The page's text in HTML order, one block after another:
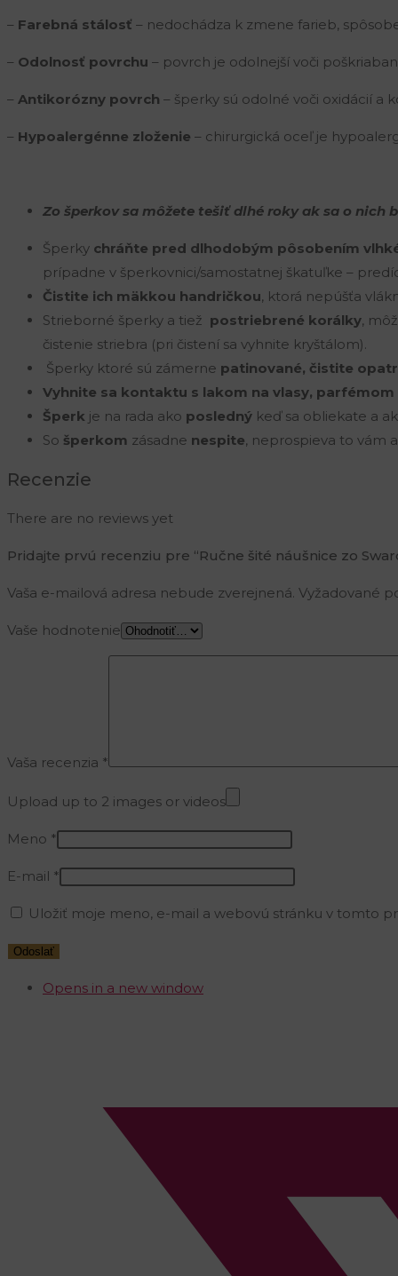
– Farebná stálosť – nedochádza k zmene farieb,
– Odolnosť povrchu – povrch je odolnejší voči
– Antikorózny povrch – šperky sú odolné voči oxidácií a
– Hypoalergénne zloženie – chirurgická oceľ je
Zo šperkov sa môžete tešiť dlhé roky ak sa o nich
Šperky chráňte pred dlhodobým pôsobením
prípadne v šperkovnici/samostatnej škatuľke –
Čistite ich mäkkou handričkou, ktorá nepúšťa
Strieborné šperky a tiež postriebrené korálky,
čistenie striebra (pri čistení sa vyhnite kryštálom).
Šperky ktoré sú zámerne patinované, čistite
Vyhnite sa kontaktu s lakom na vlasy,
Šperk je na rada ako posledný keď sa obliekate a
So šperkom zásadne nespite, neprospieva to vám
Recenzie
There are no reviews yet
Pridajte prvú recenziu pre “Ručne šité náušnice zo
Vaša e-mailová adresa nebude zverejnená. Vyžadované
Vaše hodnotenie
Vaša recenzia *
Upload up to 2 images or videos
Meno *
E-mail *
Uložiť moje meno, e-mail a webovú stránku v tomto
Opens in a new window